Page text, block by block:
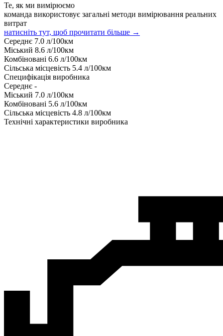
Те, як ми вимірюємо
команда використовує загальні методи вимірювання реальних
витрат
натисніть тут, щоб прочитати більше →
Середнє 7.0 л/100км
Міський 8.6 л/100км
Комбіновані 6.6 л/100км
Сільська місцевість 5.4 л/100км
Специфікація виробника
Середнє -
Міський 7.0 л/100км
Комбіновані 5.6 л/100км
Сільська місцевість 4.8 л/100км
Технічні характеристики виробника